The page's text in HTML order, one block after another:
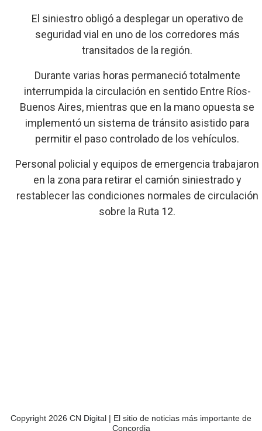
El siniestro obligó a desplegar un operativo de
seguridad vial en uno de los corredores más
transitados de la región.
Durante varias horas permaneció totalmente
interrumpida la circulación en sentido Entre Ríos-
Buenos Aires, mientras que en la mano opuesta se
implementó un sistema de tránsito asistido para
permitir el paso controlado de los vehículos.
Personal policial y equipos de emergencia trabajaron
en la zona para retirar el camión siniestrado y
restablecer las condiciones normales de circulación
sobre la Ruta 12.
Copyright 2026 CN Digital | El sitio de noticias más importante de
Concordia